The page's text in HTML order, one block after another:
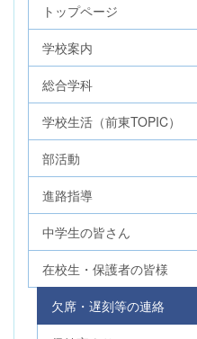
トップページ
学校案内
総合学科
学校生活（前東TOPIC）
部活動
進路指導
中学生の皆さん
在校生・保護者の皆様
欠席・遅刻等の連絡